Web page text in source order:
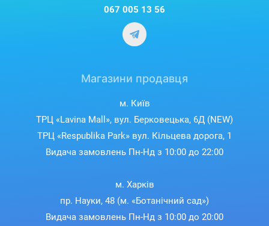
067 005 13 56
Магазини продавця
м. Київ
ТРЦ «Lavina Mall», вул. Берковецька, 6Д (NEW)
ТРЦ «Respublika Park» вул. Кільцева дорога, 1
Видача замовлень Пн-Нд з 10:00 до 22:00
м. Харків
пр. Науки, 48 (м. «Ботанічний сад»)
Видача замовлень Пн-Нд з 10:00 до 20:00